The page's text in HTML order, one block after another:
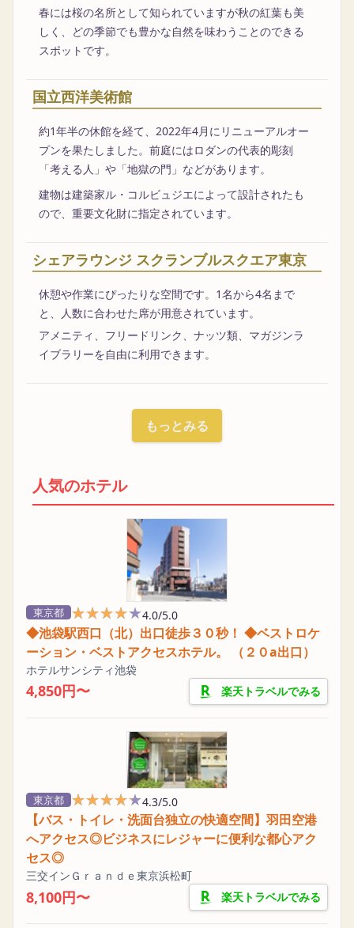
春には桜の名所として知られていますが秋の紅葉も美
しく、どの季節でも豊かな自然を味わうことのできる
スポットです。
国立西洋美術館
約1年半の休館を経て、2022年4月にリニューアルオー
プンを果たしました。前庭にはロダンの代表的彫刻
「考える人」や「地獄の門」などがあります。
建物は建築家ル・コルビュジエによって設計されたも
ので、重要文化財に指定されています。
シェアラウンジ スクランブルスクエア東京
休憩や作業にぴったりな空間です。1名から4名まで
と、人数に合わせた席が用意されています。
アメニティ、フリードリンク、ナッツ類、マガジンラ
イブラリーを自由に利用できます。
もっとみる
人気のホテル
東京都 ★★★★★
★★★★★4.0/5.0
◆池袋駅西口（北）出口徒歩３０秒！ ◆ベストロケ
ーション・ベストアクセスホテル。 （２０a出口）
ホテルサンシティ池袋
4,850円〜 楽天トラベルでみる
東京都 ★★★★★
★★★★★4.3/5.0
【バス・トイレ・洗面台独立の快適空間】羽田空港
へアクセス◎ビジネスにレジャーに便利な都心アク
セス◎
三交インＧｒａｎｄｅ東京浜松町
8,100円〜 楽天トラベルでみる